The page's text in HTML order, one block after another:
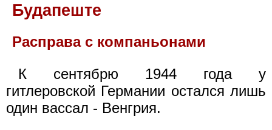
Будапеште
Расправа с компаньонами
К сентябрю 1944 года у
гитлеровской Германии остался лишь
один вассал - Венгрия.